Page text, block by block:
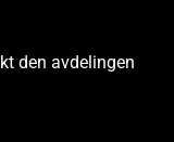
den avdelingen